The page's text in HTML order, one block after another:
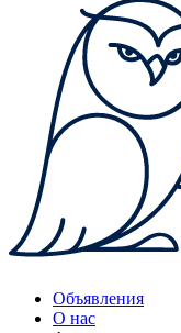
Объявления
О нас